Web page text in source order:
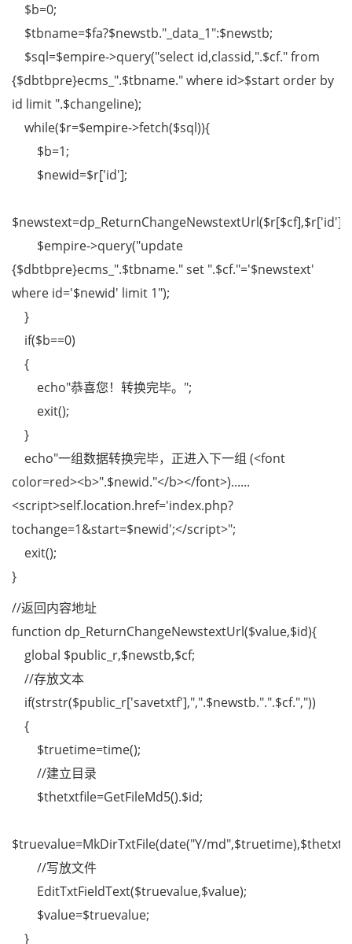
$b=0;
$tbname=$fa?$newstb."_data_1":$newstb;
$sql=$empire->query("select id,classid,".$cf." from
{$dbtbpre}ecms_".$tbname." where id>$start order by
id limit ".$changeline);
while($r=$empire->fetch($sql)){
$b=1;
$newid=$r['id'];
$newstext=dp_ReturnChangeNewstextUrl($r[$cf],$r['id']);
$empire->query("update
{$dbtbpre}ecms_".$tbname." set ".$cf."='$newstext'
where id='$newid' limit 1");
}
if($b==0)
{
echo"恭喜您！转换完毕。";
exit();
}
echo"一组数据转换完毕，正进入下一组 (<font
color=red><b>".$newid."</b></font>)......
<script>self.location.href='index.php?
tochange=1&start=$newid';</script>";
exit();
}
//返回内容地址
function dp_ReturnChangeNewstextUrl($value,$id){
global $public_r,$newstb,$cf;
//存放文本
if(strstr($public_r['savetxtf'],",".$newstb.".".$cf.","))
{
$truetime=time();
//建立目录
$thetxtfile=GetFileMd5().$id;
$truevalue=MkDirTxtFile(date("Y/
//写放文件
EditTxtFieldText($truevalue,$value);
$value=$truevalue;
}